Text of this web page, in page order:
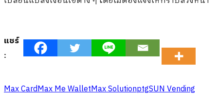
แชร์
:
Max CardMax Me WalletMax SolutionptgSUN Vending